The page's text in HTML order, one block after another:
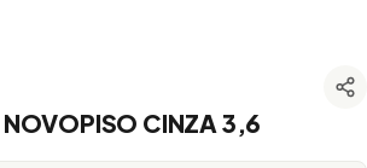
CINZA 3,6